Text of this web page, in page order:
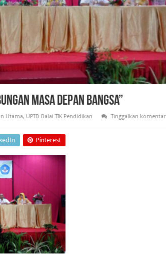
MASA DEPAN BANGSA”
Utama, UPTD Balai TIK Pendidikan
Tinggalkan komentar
Pinterest